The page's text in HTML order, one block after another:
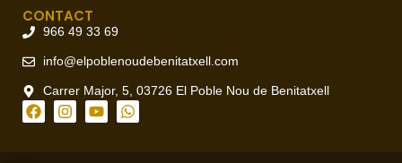
CONTACT
966 49 33 69
info@elpoblenoudebenitatxell.com
Carrer Major, 5, 03726 El Poble Nou de Benitatxell